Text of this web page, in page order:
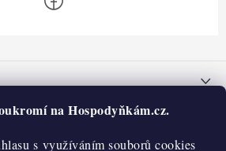
na Hospodyňkám.cz.
s využíváním souborů cookies